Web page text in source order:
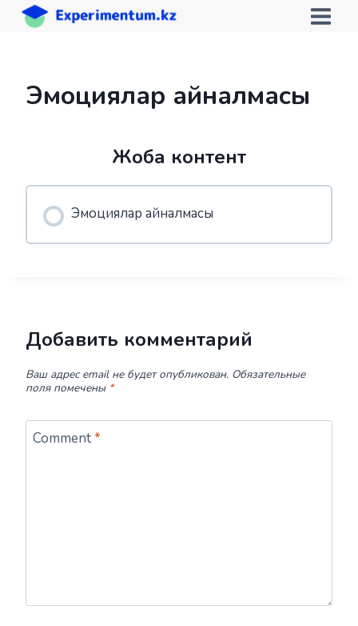
Skip
Эмоциялар айналмасы
Жоба контент
Эмоциялар айналмасы
Добавить комментарий
Ваш адрес email не будет опубликован. Обязательные
поля помечены *
Comment*